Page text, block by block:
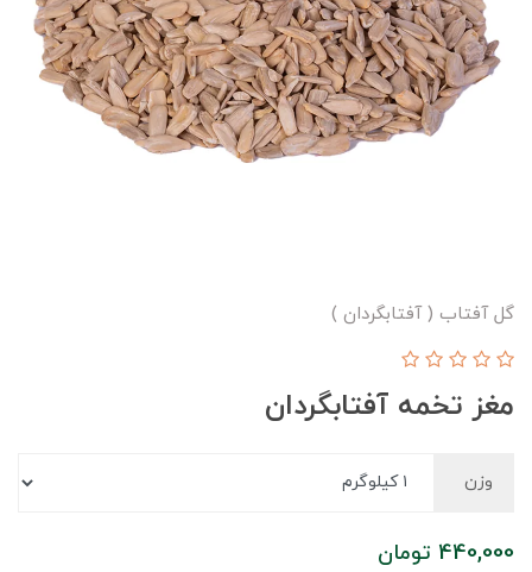
گل آفتاب ( آفتابگردان )
مغز تخمه آفتابگردان
وزن
440,000 تومان